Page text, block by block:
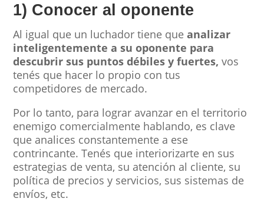
1) Conocer al oponente
Al igual que un luchador tiene queanalizar
inteligentemente a su oponente para
descubrir sus puntos débiles y fuertes, vos
tenés que hacer lo propio con tus
competidores de mercado.
Por lo tanto, para lograr avanzar en el territorio
enemigo comercialmente hablando, es clave
que analices constantemente a ese
contrincante. Tenés que interiorizarte en sus
estrategias de venta, su atención al cliente, su
política de precios y servicios, sus sistemas de
envíos, etc.